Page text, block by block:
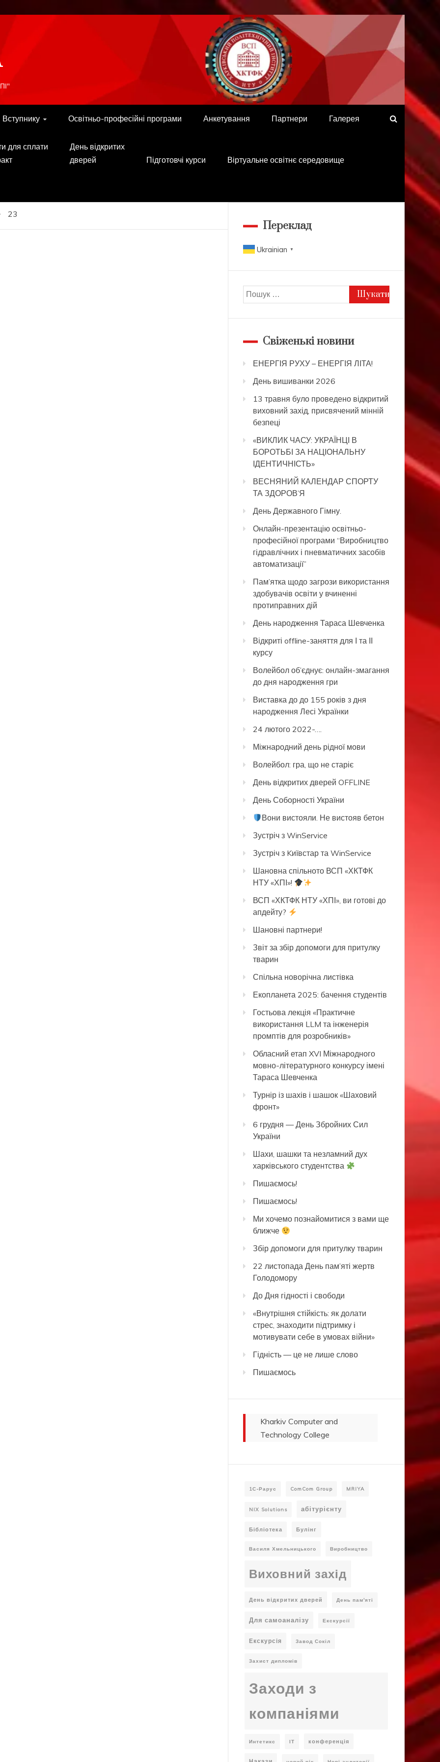
Вступнику Освітньо-професійні програми Анкетування Партнери Галерея
для сплати
День відкритих
дверей
Підготовчі курси Віртуальне освітнє середовище
23
Переклад
Ukrainian ▼
Пошук:
Свіженькі новини
ЕНЕРГІЯ РУХУ – ЕНЕРГІЯ ЛІТА!
День вишиванки 2026
13 травня було проведено відкритий
виховний захід, присвячений мінній
безпеці
«ВИКЛИК ЧАСУ: УКРАЇНЦІ В
БОРОТЬБІ ЗА НАЦІОНАЛЬНУ
ІДЕНТИЧНІСТЬ»
ВЕСНЯНИЙ КАЛЕНДАР СПОРТУ
ТА ЗДОРОВ’Я
День Державного Гімну.
Онлайн-презентацію освітньо-
професійної програми “Виробництво
гідравлічних і пневматичних засобів
автоматизації”
Пам’ятка щодо загрози використання
здобувачів освіти у вчиненні
протиправних дій
День народження Тараса Шевченка
Відкриті offline-заняття для І та ІІ
курсу
Волейбол об’єднує: онлайн-змагання
до дня народження гри
Виставка до до 155 років з дня
народження Лесі Українки
24 лютого 2022-….
Міжнародний день рідної мови
Волейбол: гра, що не старіє
День відкритих дверей OFFLINE
День Соборності України
Вони вистояли. Не вистояв бетон
Зустріч з WinService
Зустріч з Kиївстар та WinService
Шановна спільното ВСП «ХКТФК
НТУ «ХПІ»!
ВСП «ХКТФК НТУ «ХПІ», ви готові до
апдейту?
Шановні партнери!
Звіт за збір допомоги для притулку
тварин
Спільна новорічна листівка
Екопланета 2025: бачення студентів
Гостьова лекція «Практичне
використання LLM та інженерія
промптів для розробників»
Обласний етап XVI Міжнародного
мовно-літературного конкурсу імені
Тараса Шевченка
Турнір із шахів і шашок «Шаховий
фронт»
6 грудня — День Збройних Сил
України
Шахи, шашки та незламний дух
харківського студентства
Пишаємось!
Пишаємось!
Ми хочемо познайомитися з вами ще
ближче
Збір допомоги для притулку тварин
22 листопада День пам’яті жертв
Голодомору
До Дня гідності і свободи
«Внутрішня стійкість: як долати
стрес, знаходити підтримку і
мотивувати себе в умовах війни»
Гідність — це не лише слово
Пишаємось
Kharkiv Computer and
Technology College
1С-Рарус ComCom Group MRIYA
NIX Solutions абітурієнту
Бібліотека Булінг
Василя Хмельницького Виробництво
Виховний захід
День відкритих дверей День пам'яті
Для самоаналізу Екскурсії
Екскурсія Завод Сокіл
Захист дипломів
Заходи з
компаніями
Интетикс ІТ конференція